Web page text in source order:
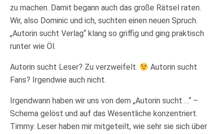
zu machen. Damit begann auch das große Rätsel raten.
Wir, also Dominic und ich, suchten einen neuen Spruch.
„Autorin sucht Verlag“ klang so griffig und ging praktisch
runter wie Öl.
Autorin sucht Leser? Zu verzweifelt.
Autorin sucht
Fans? Irgendwie auch nicht.
Irgendwann haben wir uns von dem „Autorin sucht …“ –
Schema gelöst und auf das Wesentliche konzentriert.
Timmy. Leser haben mir mitgeteilt, wie sehr sie sich über